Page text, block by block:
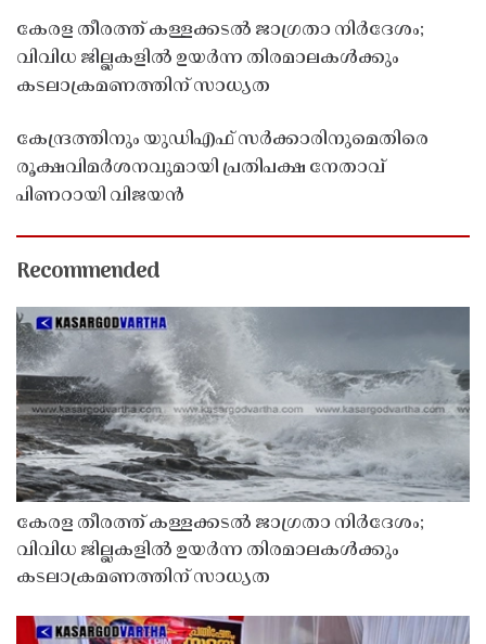
കേരള തീരത്ത് കള്ളക്കടൽ ജാഗ്രതാ നിർദേശം;
വിവിധ ജില്ലകളിൽ ഉയർന്ന തിരമാലകൾക്കും
കടലാക്രമണത്തിന് സാധ്യത
കേന്ദ്രത്തിനും യുഡിഎഫ് സർക്കാരിനുമെതിരെ
രൂക്ഷവിമർശനവുമായി പ്രതിപക്ഷ നേതാവ്
പിണറായി വിജയൻ
Recommended
കേരള തീരത്ത് കള്ളക്കടൽ ജാഗ്രതാ നിർദേശം;
വിവിധ ജില്ലകളിൽ ഉയർന്ന തിരമാലകൾക്കും
കടലാക്രമണത്തിന് സാധ്യത